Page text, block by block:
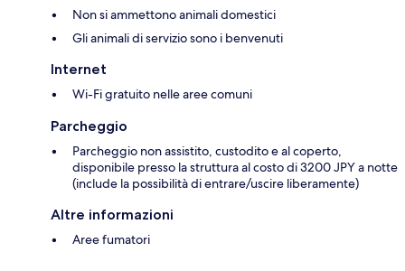
Non si ammettono animali domestici
Gli animali di servizio sono i benvenuti
Internet
Wi-Fi gratuito nelle aree comuni
Parcheggio
Parcheggio non assistito, custodito e al coperto,
disponibile presso la struttura al costo di 3200 JPY a notte
(include la possibilità di entrare/uscire liberamente)
Altre informazioni
Aree fumatori